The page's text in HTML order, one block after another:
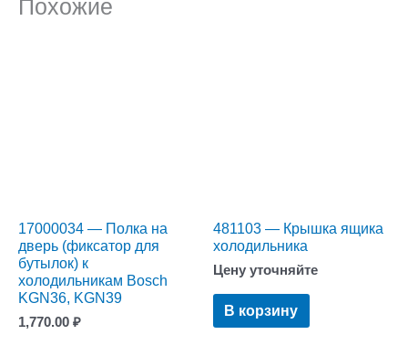
Похожие
17000034 — Полка на
дверь (фиксатор для
бутылок) к
холодильникам Bosch
KGN36, KGN39
1,770.00 ₽
481103 — Крышка ящика
холодильника
Цену уточняйте
В корзину